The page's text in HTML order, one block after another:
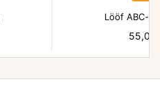
Lööf ABC-
Pris
55,00